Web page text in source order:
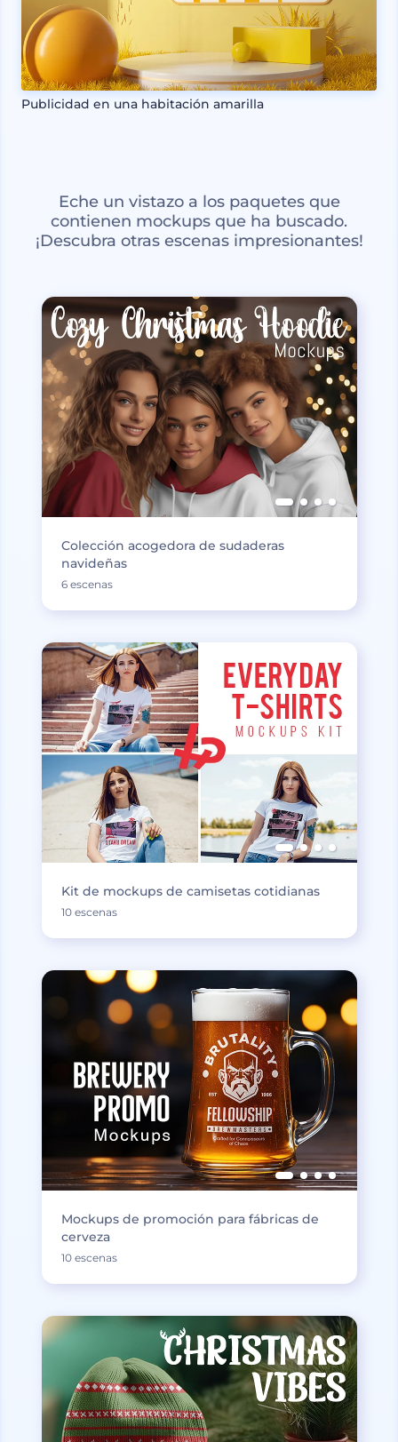
Publicidad en una habitación amarilla
Eche un vistazo a los paquetes que
contienen mockups que ha buscado.
¡Descubra otras escenas impresionantes!
Colección acogedora de sudaderas
navideñas
6 escenas
Kit de mockups de camisetas cotidianas
10 escenas
Mockups de promoción para fábricas de
cerveza
10 escenas